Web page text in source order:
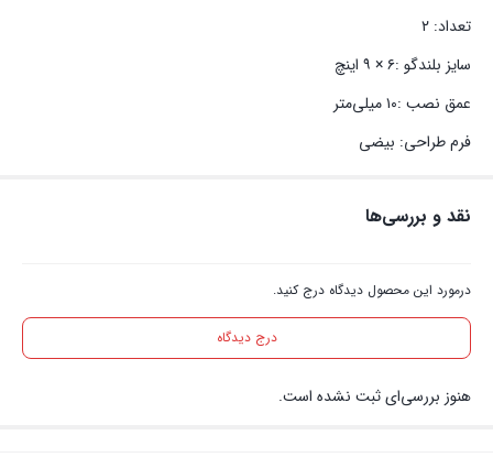
تعداد: ۲
سایز بلندگو :۶ × ۹ اینچ
عمق نصب :۱۰ میلی‌متر
فرم طراحی: بیضی
نقد و بررسی‌ها
درمورد این محصول دیدگاه درج کنید.
درج دیدگاه
هنوز بررسی‌ای ثبت نشده است.